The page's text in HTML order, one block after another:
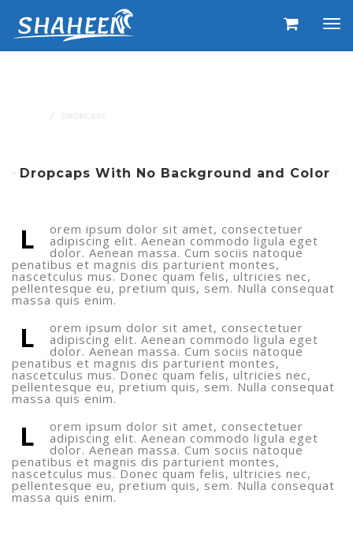
DROPCAPS
Dropcaps With No Background and Color
L orem ipsum dolor sit amet, consectetuer
adipiscing elit. Aenean commodo ligula eget
dolor. Aenean massa. Cum sociis natoque
penatibus et magnis dis parturient montes,
nascetculus mus. Donec quam felis, ultricies nec,
pellentesque eu, pretium quis, sem. Nulla consequat
massa quis enim.
L orem ipsum dolor sit amet, consectetuer
adipiscing elit. Aenean commodo ligula eget
dolor. Aenean massa. Cum sociis natoque
penatibus et magnis dis parturient montes,
nascetculus mus. Donec quam felis, ultricies nec,
pellentesque eu, pretium quis, sem. Nulla consequat
massa quis enim.
L orem ipsum dolor sit amet, consectetuer
adipiscing elit. Aenean commodo ligula eget
dolor. Aenean massa. Cum sociis natoque
penatibus et magnis dis parturient montes,
nascetculus mus. Donec quam felis, ultricies nec,
pellentesque eu, pretium quis, sem. Nulla consequat
massa quis enim.